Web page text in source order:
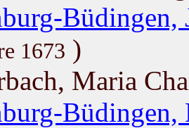
Büdingen,
1673 )
Maria